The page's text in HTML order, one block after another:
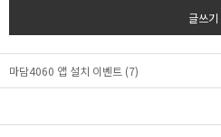
글쓰기
마담4060 앱 설치 이벤트 (7)